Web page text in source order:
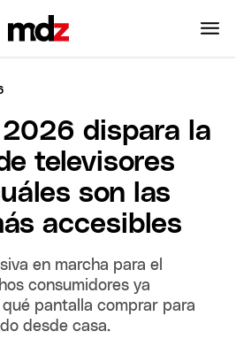
dispara la
televisores
son las
accesibles
en marcha para el
consumidores ya
pantalla comprar para
desde casa.